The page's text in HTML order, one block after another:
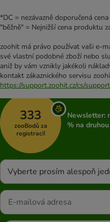
*DC = nezávazně doporučená
"běžně" = Nejnižší cena produktu
zoohit má právo používat vaši e-
své vlastní podobné zboží nebo
aniž by vám vznikly jakékoli
kontakt zákaznického servisu
https://support.zoohit.cz/cs/
333
zooBodů za
registraci!
Newsletter:
% na
Vyberte prosím alespoň